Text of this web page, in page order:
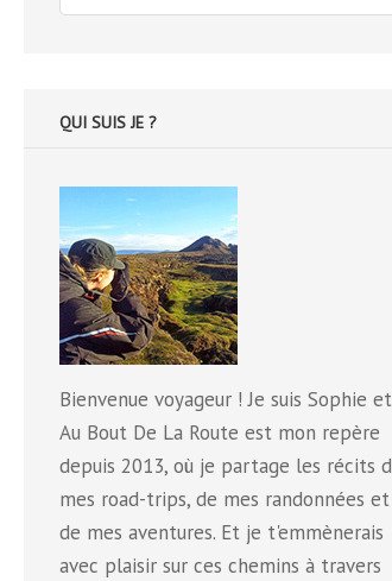
pour
QUI SUIS JE ?
Bienvenue voyageur ! Je suis Sophie et
Au Bout De La Route est mon repère
depuis 2013, où je partage les récits
mes road-trips, de mes randonnées et
de mes aventures. Et je t'emmènerais
avec plaisir sur ces chemins à travers